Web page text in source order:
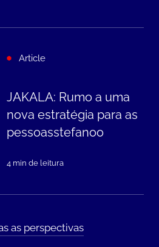
Article
JAKALA: Rumo a uma
nova estratégia para as
pessoasstefanoo
4 min de leitura
as perspectivas